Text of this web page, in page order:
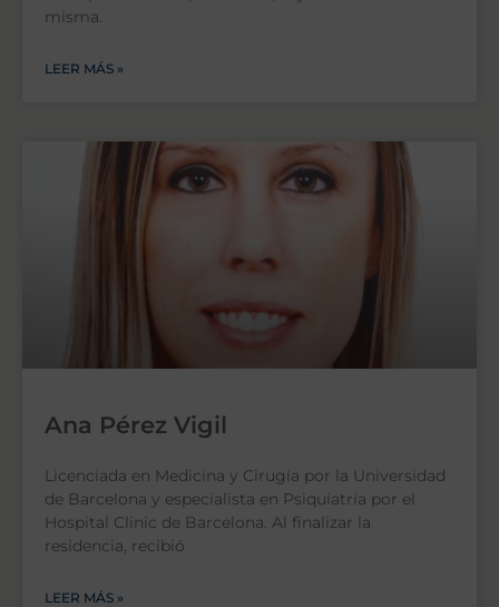
misma.
LEER MÁS »
Ana Pérez Vigil
Licenciada en Medicina y Cirugía por la Universidad
de Barcelona y especialista en Psiquiatría por el
Hospital Clinic de Barcelona. Al finalizar la
residencia, recibió
LEER MÁS »